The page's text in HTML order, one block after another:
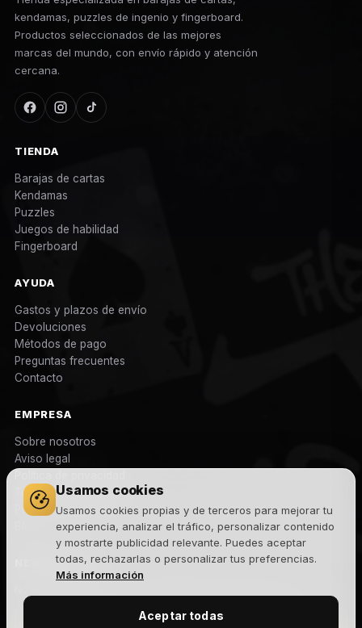
Usamos cookies
Usamos cookies propias y de terceros para mejorar tu
experiencia, analizar el tráfico, personalizar contenido
y mostrarte publicidad relevante. Puedes aceptar
todas, rechazarlas o personalizar tus preferencias.
Más información
Aceptar todas
kendamas, puzzles de ingenio y fingerboard.
Productos seleccionados de las mejores
marcas del mundo, con envío rápido y atención
cercana.
TIENDA
Barajas de cartas
Kendamas
Puzzles
Juegos de habilidad
Fingerboard
AYUDA
Gastos y plazos de envío
Devoluciones
Métodos de pago
Preguntas frecuentes
Contacto
EMPRESA
Sobre nosotros
Aviso legal
Términos y condiciones
Política de cookies
NEWSLETTER